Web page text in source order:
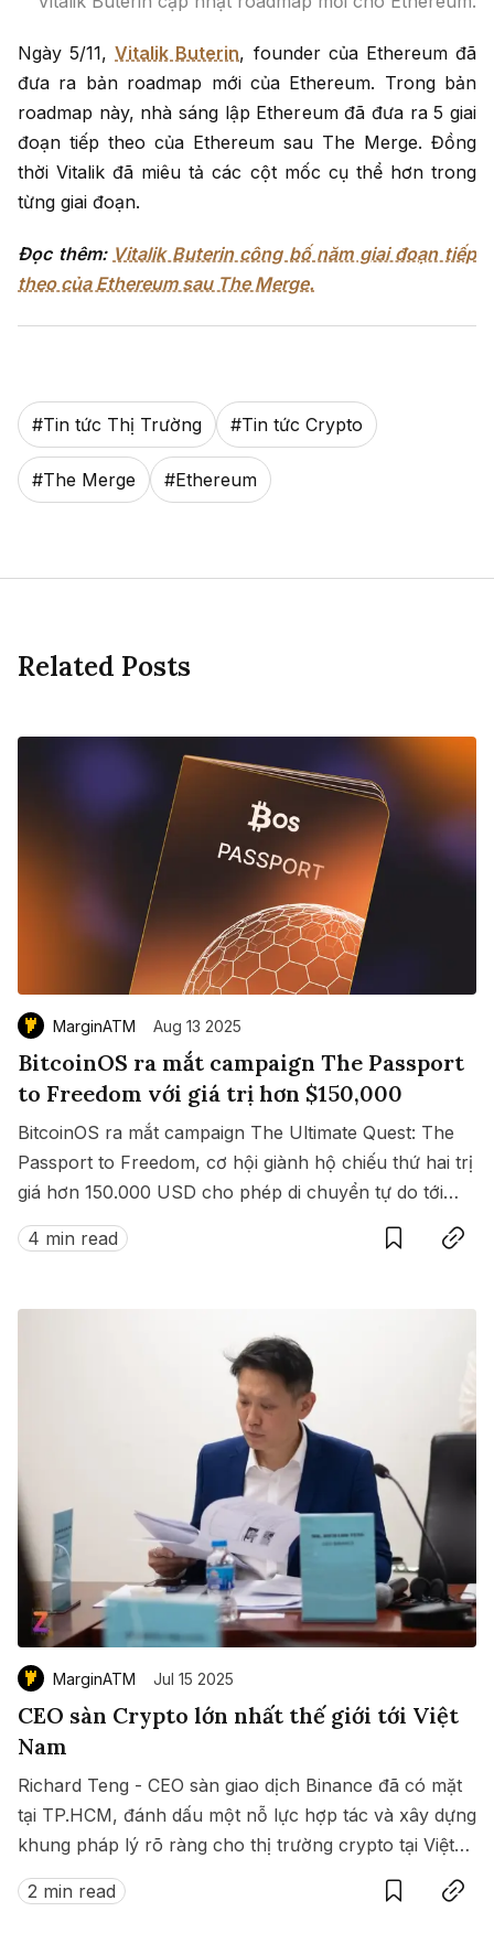
Ngày 5/11,Vitalik Buterin, founder của Ethereum đã
đưa ra bản roadmap mới của Ethereum. Trong bản
roadmap này, nhà sáng lập Ethereum đã đưa ra 5 giai
đoạn tiếp theo của Ethereum sau The Merge. Đồng
thời Vitalik đã miêu tả các cột mốc cụ thể hơn trong
từng giai đoạn.
Đọc thêm: Vitalik Buterin công bố năm giai đoạn tiếp
theo của Ethereum sau The Merge.
#Tin tức Thị Trường #Tin tức Crypto
#The Merge #Ethereum
Related Posts
MarginATM Aug 13 2025
BitcoinOS ra mắt campaign The Passport
to Freedom với giá trị hơn $150,000
BitcoinOS ra mắt campaign The Ultimate Quest: The
Passport to Freedom, cơ hội giành hộ chiếu thứ hai trị
giá hơn 150.000 USD cho phép di chuyển tự do tới
hàng loạt quốc gia không cần visa.
4 min read
SaveCopy link
MarginATM Jul 15 2025
CEO sàn Crypto lớn nhất thế giới tới Việt
Nam
Richard Teng - CEO sàn giao dịch Binance đã có mặt
tại TP.HCM, đánh dấu một nỗ lực hợp tác và xây dựng
khung pháp lý rõ ràng cho thị trường crypto tại Việt
Nam.
2 min read
SaveCopy link